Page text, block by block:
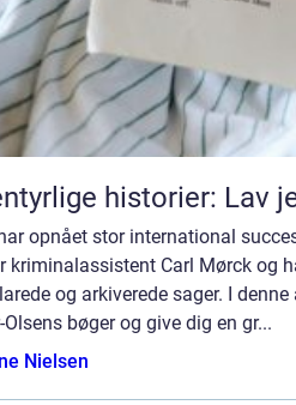
historier: Lav
opnået stor international
kriminalassistent Carl Mørck og
og arkiverede sager. I
Olsens bøger og give dig en gr...
Nielsen